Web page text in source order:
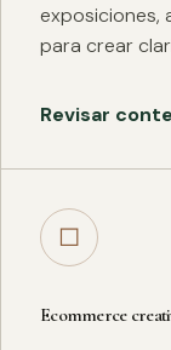
exposiciones,
para crear
Revisar
□
Ecommerce